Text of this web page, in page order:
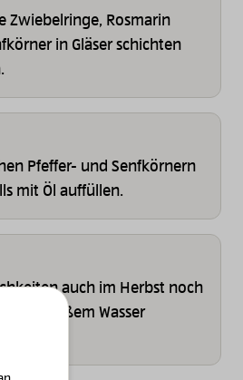
Zwiebelringe, Rosmarin
in Gläser schichten
Pfeffer- und Senfkörnern
mit Öl auffüllen.
auch im Herbst noch
in heißem Wasser